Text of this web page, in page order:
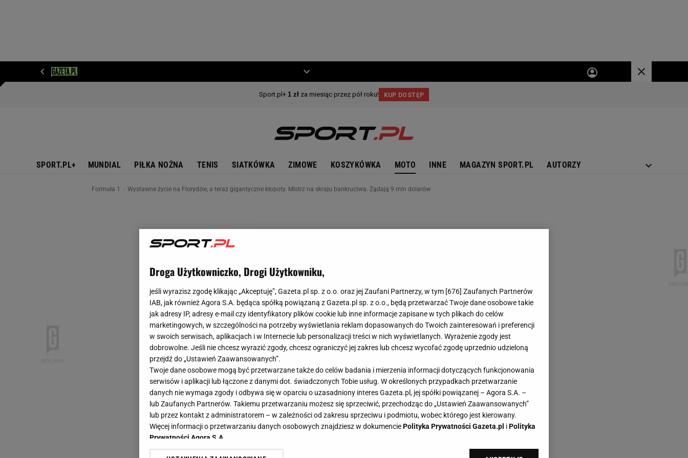
SPORT.PL+ MUNDIAL PIŁKA NOŻNA TENIS SIATKÓWKA ZIMOWE KOSZYKÓWKA MOTO INNE MAGAZYN SPORT.PL AUTORZY
Formuła 1 Wystawne życie na Florydzie, a teraz gigantyczne kłopoty. Mistrz na skraju bankructwa. Żądają 9 mln dolarów
Droga Użytkowniczko, Drogi Użytkowniku,
jeśli wyrazisz zgodę klikając „Akceptuję”, Gazeta.pl sp. z o.o. oraz jej Zaufani Partnerzy, w tym [676] Zaufanych Partnerów
IAB, jak również Agora S.A. będąca spółką powiązaną z Gazeta.pl sp. z o.o., będą przetwarzać Twoje dane osobowe takie
jak adresy IP, adresy e-mail czy identyfikatory plików cookie lub inne informacje zapisane w tych plikach do celów
marketingowych, w szczególności na potrzeby wyświetlania reklam dopasowanych do Twoich zainteresowań i preferencji
w swoich serwisach, aplikacjach i w Internecie lub personalizacji treści w nich wyświetlanych. Wyrażenie zgody jest
dobrowolne. Jeśli nie chcesz wyrazić zgody, chcesz ograniczyć jej zakres lub chcesz wycofać zgodę uprzednio udzieloną
przejdź do „Ustawień Zaawansowanych”.
Twoje dane osobowe mogą być przetwarzane także do celów badania i mierzenia informacji dotyczących funkcjonowania
serwisów i aplikacji lub łączone z danymi dot. świadczonych Tobie usług. W określonych przypadkach przetwarzanie
danych nie wymaga zgody i odbywa się w oparciu o uzasadniony interes Gazeta.pl, jej spółki powiązanej – Agora S.A. –
lub Zaufanych Partnerów. Takiemu przetwarzaniu możesz się sprzeciwić, przechodząc do „Ustawień Zaawansowanych”
lub przez kontakt z administratorem – w zależności od zakresu sprzeciwu i podmiotu, wobec którego jest kierowany.
Więcej informacji o przetwarzaniu danych osobowych znajdziesz w dokumenciePolityka Prywatności Gazeta.pl iPolityka
Prywatności Agora S.A.